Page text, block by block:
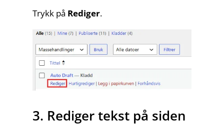
Trykk på Rediger.
3. Rediger tekst på siden